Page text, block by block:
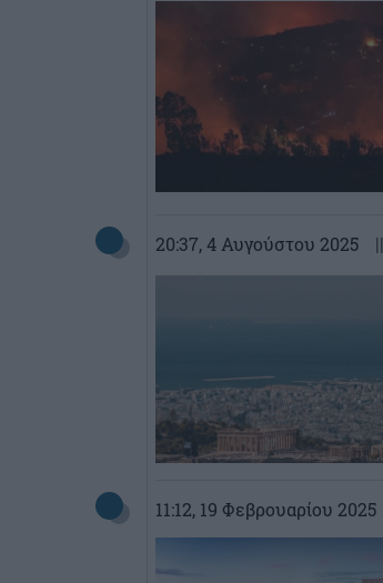
20:37, 4 Αυγούστου 2025 ||
11:12, 19 Φεβρουαρίου 2025